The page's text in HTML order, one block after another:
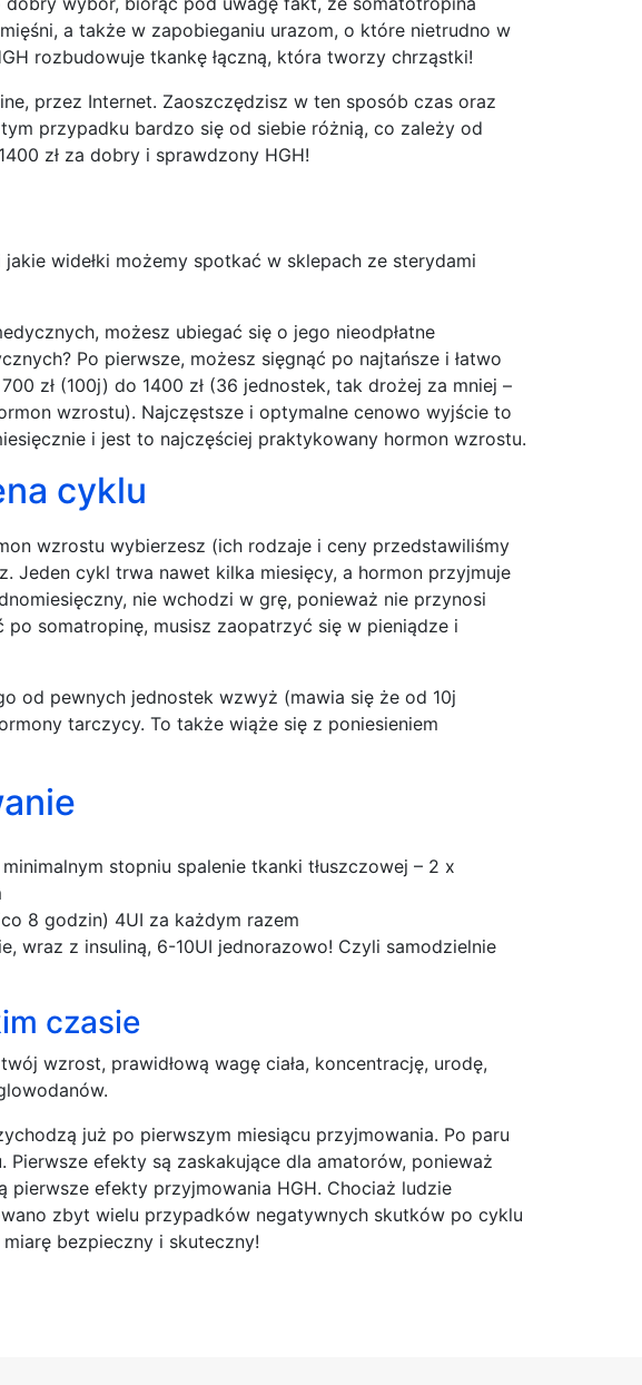
a także w zapobieganiu urazom, o które nietrudno w
rozbudowuje tkankę łączną, która tworzy chrząstki!
przez Internet. Zaoszczędzisz w ten sposób czas oraz
przypadku bardzo się od siebie różnią, co zależy od
zł za dobry i sprawdzony HGH!
widełki możemy spotkać w sklepach ze sterydami
możesz ubiegać się o jego nieodpłatne
Po pierwsze, możesz sięgnąć po najtańsze i łatwo
zł (100j) do 1400 zł (36 jednostek, tak drożej za mniej –
wzrostu). Najczęstsze i optymalne cenowo wyjście to
i jest to najczęściej praktykowany hormon wzrostu.
cyklu
wzrostu wybierzesz (ich rodzaje i ceny przedstawiliśmy
Jeden cykl trwa nawet kilka miesięcy, a hormon przyjmuje
nie wchodzi w grę, ponieważ nie przynosi
somatropinę, musisz zaopatrzyć się w pieniądze i
od pewnych jednostek wzwyż (mawia się że od 10j
tarczycy. To także wiąże się z poniesieniem
stopniu spalenie tkanki tłuszczowej – 2 x
8 godzin) 4UI za każdym razem
wraz z insuliną, 6-10UI jednorazowo! Czyli samodzielnie
czasie
wzrost, prawidłową wagę ciała, koncentrację, urodę,
już po pierwszym miesiącu przyjmowania. Po paru
efekty są zaskakujące dla amatorów, ponieważ
efekty przyjmowania HGH. Chociaż ludzie
zbyt wielu przypadków negatywnych skutków po cyklu
bezpieczny i skuteczny!